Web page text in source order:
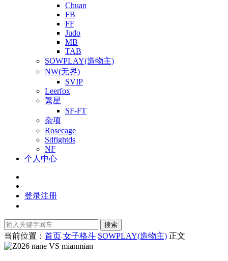
Chuan
FB
FF
Judo
MB
TAB
SOWPLAY(造物主)
NW(无界)
SVIP
Leerfox
繁星
SF-FT
杂项
Rosecage
Sdfightds
NF
个人中心
登录注册
搜索
当前位置： 首页 女子格斗 SOWPLAY(造物主) 正文